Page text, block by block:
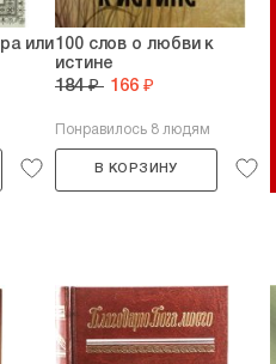
или100 слов о любви к
истине
184 ₽ 166 ₽
Понравилось 8 людям
В КОРЗИНУ